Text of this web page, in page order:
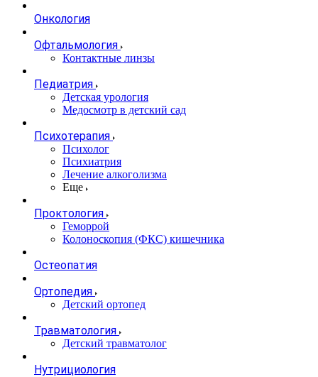
Онкология
Офтальмология
Контактные линзы
Педиатрия
Детская урология
Медосмотр в детский сад
Психотерапия
Психолог
Психиатрия
Лечение алкоголизма
Еще
Проктология
Геморрой
Колоноскопия (ФКС) кишечника
Остеопатия
Ортопедия
Детский ортопед
Травматология
Детский травматолог
Нутрициология